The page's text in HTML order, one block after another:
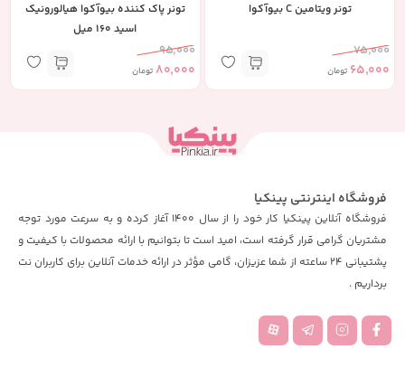
تونر ویتامین C بیوآکوا
75,000
65,000 تومان
تونر پاک کننده بیوآکوا هیالورونیک
اسید 160 میل
95,000
80,000 تومان
فروشگاه اینترنتی پینکیا
فروشگاه آنلاین پینکیا کار خود را از سال 1400 آغاز کرده و به سرعت مورد توجه
مشتریان گرامی قرار گرفته است، امید است تا بتوانیم با ارائه محصولات با کیفیت و
پشتیبانی 24 ساعته از شما عزیزان، گامی مؤثر در ارائه خدمات آنلاین برای کاربران نت
برداریم .